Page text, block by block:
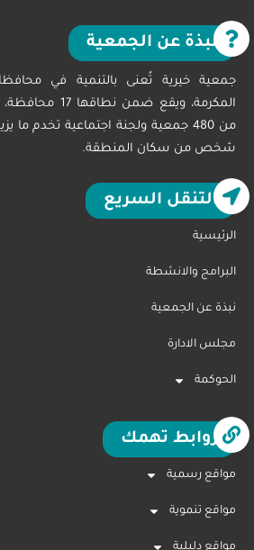
نبذة عن الجمعية
جمعية خيرية تُعنى بالتنمية في
شخص من سكان المنطقة.
التنقل السريع
الرئيسية
البرامج والانشطة
نبذة عن الجمعية
مجلس الادارة
الحوكمة
روابط تهمك
مواقع رسمية
مواقع تنموية
مواقع دليلية